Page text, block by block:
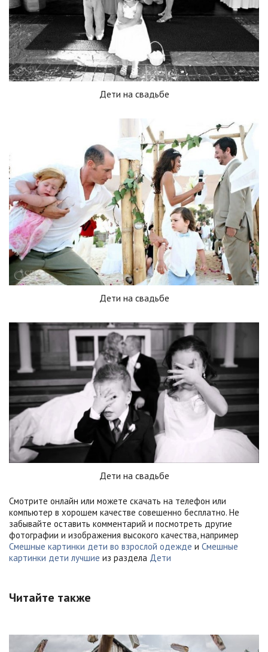
Дети на свадьбе
Дети на свадьбе
Дети на свадьбе
Смотрите онлайн или можете скачать на телефон или
компьютер в хорошем качестве совешенно бесплатно. Не
забывайте оставить комментарий и посмотреть другие
фотографии и изображения высокого качества, например
Смешные картинки дети во взрослой одежде и Смешные
картинки дети лучшие из раздела Дети
Читайте также